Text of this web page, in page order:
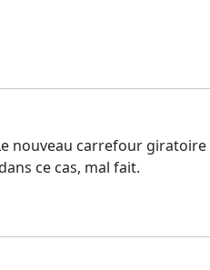
nouveau carrefour
ce cas, mal fait.